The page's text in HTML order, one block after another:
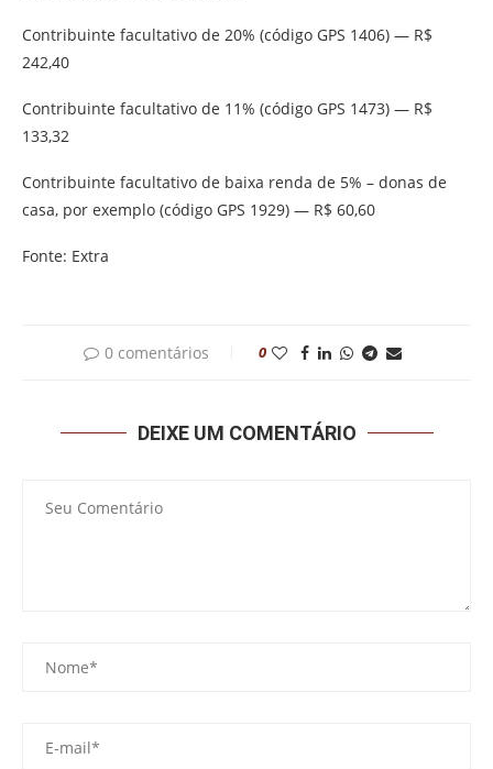
Contribuinte facultativo de 20% (código GPS 1406) — R$
242,40
Contribuinte facultativo de 11% (código GPS 1473) — R$
133,32
Contribuinte facultativo de baixa renda de 5% – donas de
casa, por exemplo (código GPS 1929) — R$ 60,60
Fonte: Extra
0 comentários 0
DEIXE UM COMENTÁRIO